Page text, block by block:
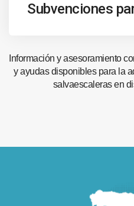
Subvenciones
Información y asesoramiento
y ayudas disponibles para la
salvaescaleras en